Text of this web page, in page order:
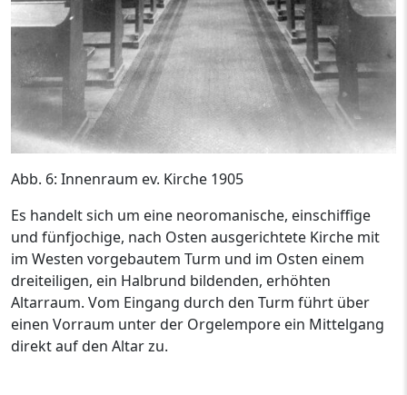
Abb. 6: Innenraum ev. Kirche 1905
Es handelt sich um eine neoromanische, einschiffige
und fünfjochige, nach Osten ausgerichtete Kirche mit
im Westen vorgebautem Turm und im Osten einem
dreiteiligen, ein Halbrund bildenden, erhöhten
Altarraum. Vom Eingang durch den Turm führt über
einen Vorraum unter der Orgelempore ein Mittelgang
direkt auf den Altar zu.